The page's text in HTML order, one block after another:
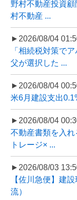
野村不動産投資
村不動産 ...
►2026/08/04
「相続税対策で
父が選択した ...
►2026/08/04
米6月建設支出
►2026/08/04
不動産書類を入
トレージ× ...
►2026/08/03
【佐川急便】建
流）